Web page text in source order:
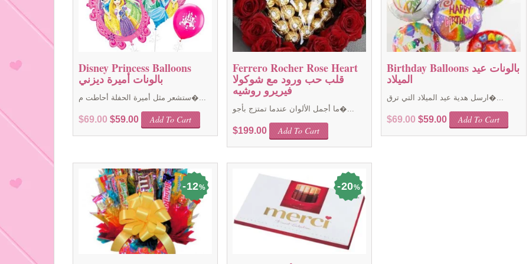
Disney Princess Balloons
بالونات أميرة ديزني
ستشعر مثل أميرة الحفلة أحاطت م�...
$69.00 Original
$59.00Current
price
Add To Cart
Ferrero Rocher Rose Heart
قلب حب ورود مع شوكولا
فيريرو روشيه
ما أجمل الألوان عندما تمتزج بأجو�...
$199.00 Add To Cart
Birthday Balloons بالونات عيد
الميلاد
ارسل هدية عيد الميلاد التي ترق�...
$69.00 Original
$59.00Current
price
Add To Cart
12% 20%